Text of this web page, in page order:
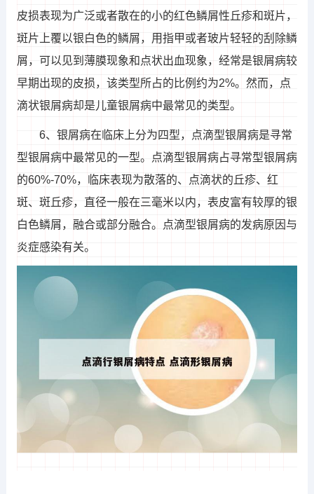
皮损表现为广泛或者散在的小的红色鳞屑性丘疹和斑片，
斑片上覆以银白色的鳞屑，用指甲或者玻片轻轻的刮除鳞
屑，可以见到薄膜现象和点状出血现象，经常是银屑病较
早期出现的皮损，该类型所占的比例约为2%。然而，点
滴状银屑病却是儿童银屑病中最常见的类型。
6、银屑病在临床上分为四型，点滴型银屑病是寻常
型银屑病中最常见的一型。点滴型银屑病占寻常型银屑病
的60%-70%，临床表现为散落的、点滴状的丘疹、红
斑、斑丘疹，直径一般在三毫米以内，表皮富有较厚的银
白色鳞屑，融合或部分融合。点滴型银屑病的发病原因与
炎症感染有关。